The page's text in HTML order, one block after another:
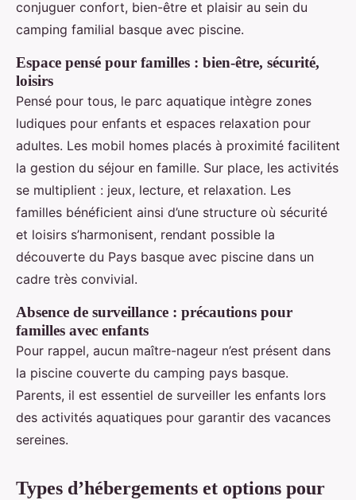
conjuguer confort, bien-être et plaisir au sein du
camping familial basque avec piscine.
Espace pensé pour familles : bien-être, sécurité,
loisirs
Pensé pour tous, le parc aquatique intègre zones
ludiques pour enfants et espaces relaxation pour
adultes. Les mobil homes placés à proximité facilitent
la gestion du séjour en famille. Sur place, les activités
se multiplient : jeux, lecture, et relaxation. Les
familles bénéficient ainsi d’une structure où sécurité
et loisirs s’harmonisent, rendant possible la
découverte du Pays basque avec piscine dans un
cadre très convivial.
Absence de surveillance : précautions pour
familles avec enfants
Pour rappel, aucun maître-nageur n’est présent dans
la piscine couverte du camping pays basque.
Parents, il est essentiel de surveiller les enfants lors
des activités aquatiques pour garantir des vacances
sereines.
Types d’hébergements et options pour